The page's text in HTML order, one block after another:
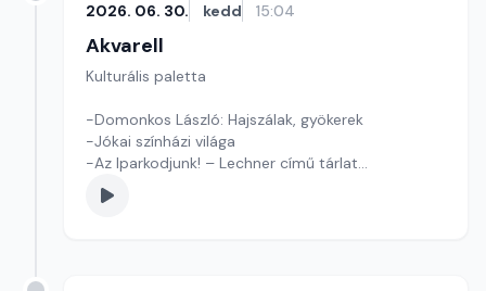
2026. 06. 30. kedd 15:04
Akvarell
Kulturális paletta
-Domonkos László: Hajszálak, gyökerek
-Jókai színházi világa
-Az Iparkodjunk! – Lechner című tárlat
Szerkesztő: Tóth J. András